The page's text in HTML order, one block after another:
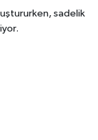
sadelik